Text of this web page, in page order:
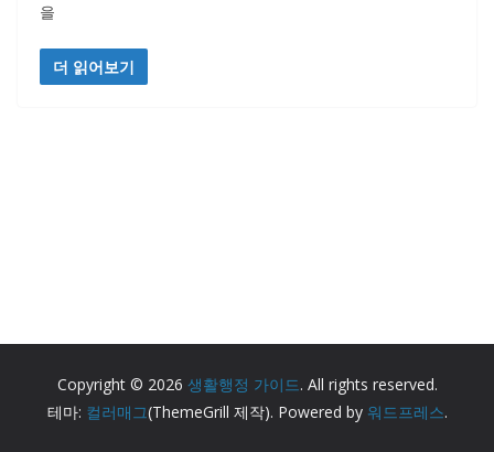
을
더 읽어보기
Copyright © 2026 생활행정 가이드. All rights reserved.
테마: 컬러매그(ThemeGrill 제작). Powered by 워드프레스.